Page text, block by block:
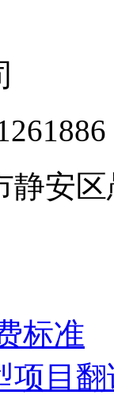
静安区
标准
项目翻